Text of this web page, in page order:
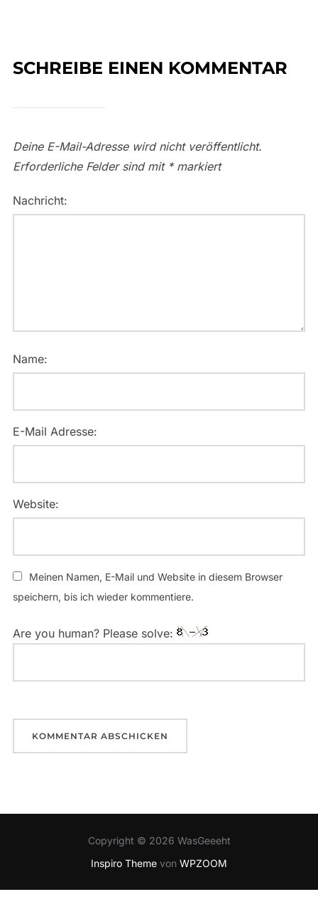
SCHREIBE EINEN KOMMENTAR
Deine E-Mail-Adresse wird nicht veröffentlicht.
Erforderliche Felder sind mit *markiert
Nachricht:
Name:
E-Mail Adresse:
Website:
Meinen Namen, E-Mail und Website in diesem Browser
speichern, bis ich wieder kommentiere.
Are you human? Please solve:
Copyright © 2026 WasGeeeht
Inspiro Theme von WPZOOM